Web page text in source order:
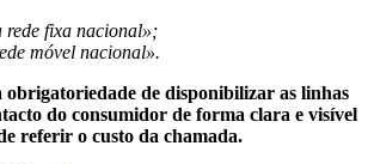
rede fixa nacional»;
móvel nacional».
obrigatoriedade de disponibilizar as linhas
do consumidor de forma clara e visível
referir o custo da chamada.